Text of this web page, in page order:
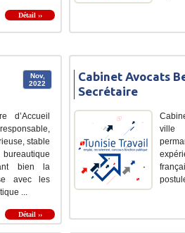
Détail ››
Nov,
2022
d’Accueil
stable
bien la
avec les
...
Détail ››
Cabinet Avocats
Secrétaire
ville